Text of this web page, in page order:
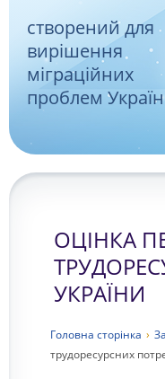
створений для
вирішення
міграційних
проблем
ОЦІНКА
УКРАЇНИ
Головна сторiнка ›
трудоресурсних